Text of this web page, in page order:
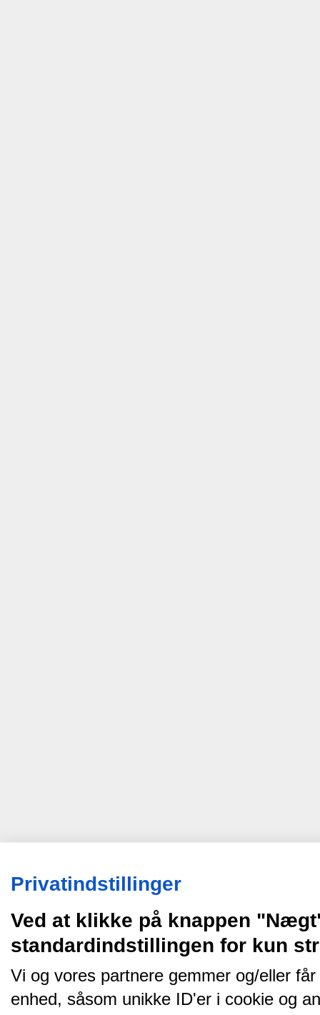
Privatindstillinger
Ved at klikke på knappen
standardindstillingen for kun
Vi og vores partnere gemmer og/eller
enhed, såsom unikke ID'er i cookie og